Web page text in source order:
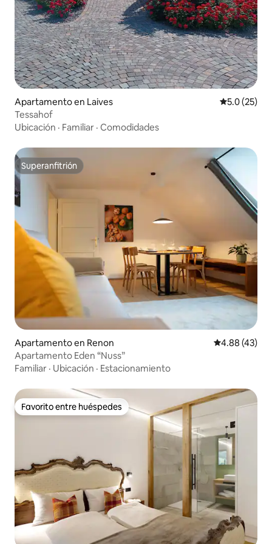
Apartamento en Laives Calificación
5.0 (25)
Tessahof
Ubicación · Familiar · Comodidades
Superanfitrión
Superanfitrión
Apartamento en Renon Calificación
4.88 (43)
Apartamento Eden “Nuss”
Familiar · Ubicación · Estacionamiento
Favorito entre huéspedes
Favorito entre huéspedes